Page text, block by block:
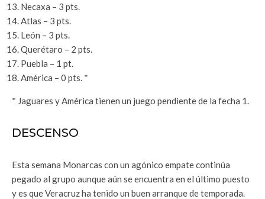
Necaxa – 3 pts.
Atlas – 3 pts.
León – 3 pts.
Querétaro – 2 pts.
Puebla – 1 pt.
América – 0 pts. *
* Jaguares y América tienen un juego pendiente de la fecha 1.
DESCENSO
Esta semana Monarcas con un agónico empate continúa
pegado al grupo aunque aún se encuentra en el último puesto
y es que Veracruz ha tenido un buen arranque de temporada.